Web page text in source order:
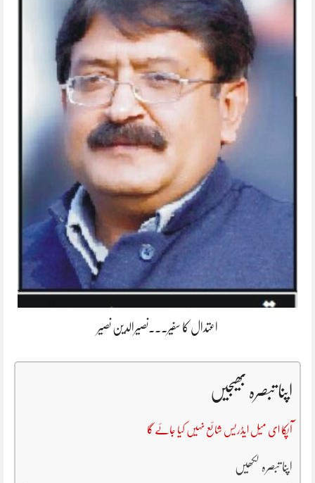
اعتدال کا سفیر۔۔۔نصیرالدین نصیر
اپنا تبصرہ بھیجیں
آپکا ای میل ایڈریس شائع نہیں کیا جائے گا
اپنا تبصرہ لکھیں